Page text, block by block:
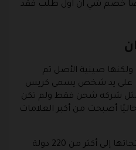
خصم شي ان اول طلب فقد
ولكنها صينية الأصل تم
عام 2008 ميلاديًا على يد شخص يسمى كريس
شركه شحن فقط ولم تكن
أصبحت من أكبر العلامات
حيث يتم شحن بضعتها ومنتجاتها إلى أكثر من 220 دولة